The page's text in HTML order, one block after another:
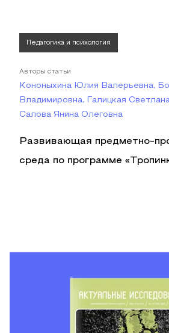
Педагогика и психология
Авторы статьи
Кононыхина Юлия Валерьевна,
Владимировна, Галицкая
Салова Янина Олеговна
Развивающая предметно-
среда по программе